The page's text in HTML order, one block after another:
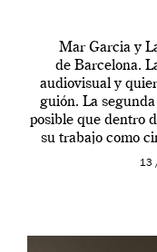
Mar Garcia y
de Barcelona.
audiovisual y
guión. La
posible que dentro
su trabajo como
13